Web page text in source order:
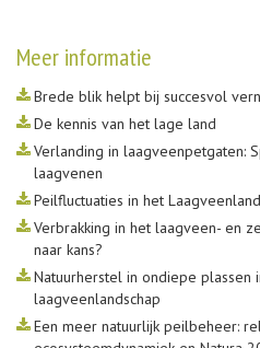
Meer informatie
Brede blik helpt bij succesvol
De kennis van het lage land
Verlanding in laagveenpetgaten:
laagvenen
Peilfluctuaties in het
Verbrakking in het laagveen- en
naar kans?
Natuurherstel in ondiepe plassen
laagveenlandschap
Een meer natuurlijk peilbeheer: